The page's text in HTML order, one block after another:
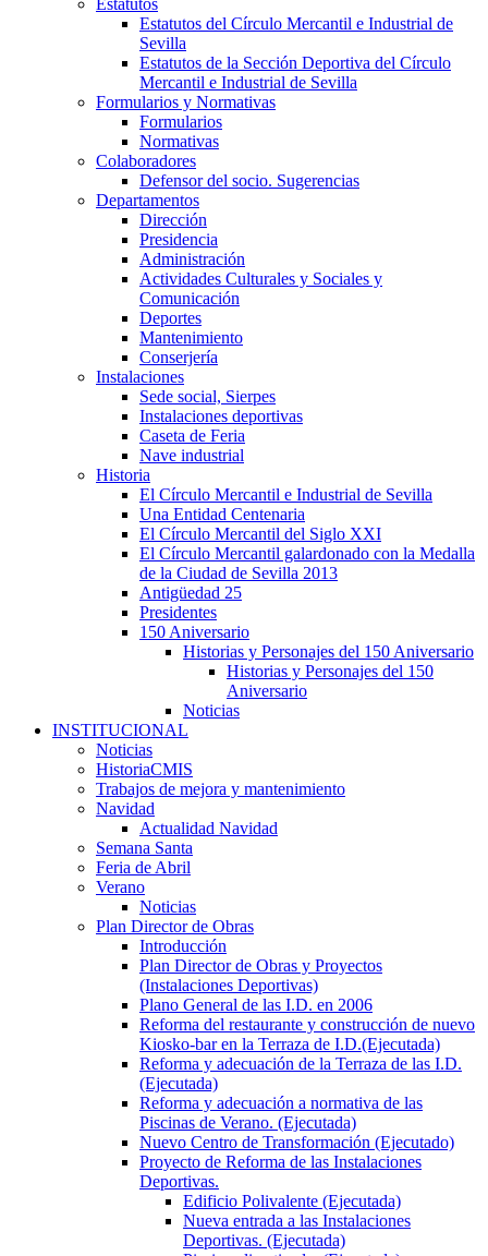
Estatutos
Estatutos del Círculo Mercantil e Industrial de
Sevilla
Estatutos de la Sección Deportiva del Círculo
Mercantil e Industrial de Sevilla
Formularios y Normativas
Formularios
Normativas
Colaboradores
Defensor del socio. Sugerencias
Departamentos
Dirección
Presidencia
Administración
Actividades Culturales y Sociales y
Comunicación
Deportes
Mantenimiento
Conserjería
Instalaciones
Sede social, Sierpes
Instalaciones deportivas
Caseta de Feria
Nave industrial
Historia
El Círculo Mercantil e Industrial de Sevilla
Una Entidad Centenaria
El Círculo Mercantil del Siglo XXI
El Círculo Mercantil galardonado con la Medalla
de la Ciudad de Sevilla 2013
Antigüedad 25
Presidentes
150 Aniversario
Historias y Personajes del 150 Aniversario
Historias y Personajes del 150
Aniversario
Noticias
INSTITUCIONAL
Noticias
HistoriaCMIS
Trabajos de mejora y mantenimiento
Navidad
Actualidad Navidad
Semana Santa
Feria de Abril
Verano
Noticias
Plan Director de Obras
Introducción
Plan Director de Obras y Proyectos
(Instalaciones Deportivas)
Plano General de las I.D. en 2006
Reforma del restaurante y construcción de nuevo
Kiosko-bar en la Terraza de I.D.(Ejecutada)
Reforma y adecuación de la Terraza de las I.D.
(Ejecutada)
Reforma y adecuación a normativa de las
Piscinas de Verano. (Ejecutada)
Nuevo Centro de Transformación (Ejecutado)
Proyecto de Reforma de las Instalaciones
Deportivas.
Edificio Polivalente (Ejecutada)
Nueva entrada a las Instalaciones
Deportivas. (Ejecutada)